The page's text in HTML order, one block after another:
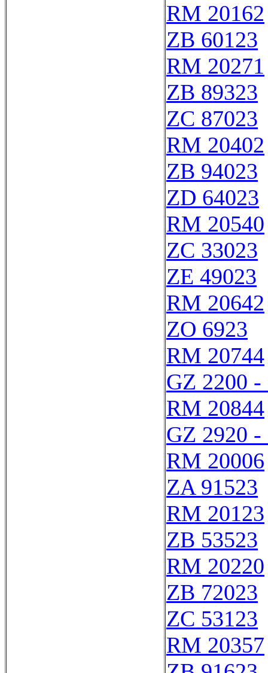
RM 20162
ZB 60123
RM 20271
ZB 89323
ZC 87023
RM 20402
ZB 94023
ZD 64023
RM 20540
ZC 33023
ZE 49023
RM 20642
ZO 6923
RM 20744
GZ 2200 -
RM 20844
GZ 2920 -
RM 20006
ZA 91523
RM 20123
ZB 53523
RM 20220
ZB 72023
ZC 53123
RM 20357